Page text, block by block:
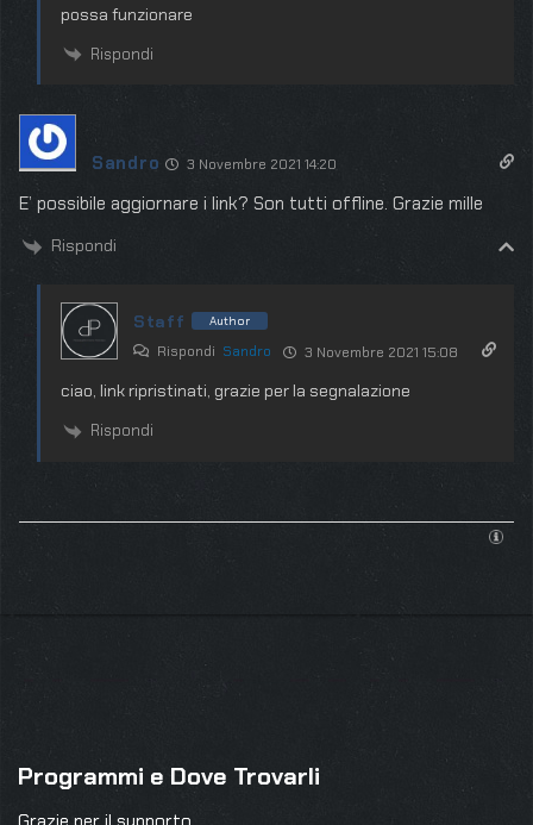
possa funzionare
Rispondi
Sandro 3 Novembre 2021 14:20
E’ possibile aggiornare i link? Son tutti offline. Grazie mille
Rispondi
Staff Author
Rispondi Sandro 3 Novembre 2021 15:08
ciao, link ripristinati, grazie per la segnalazione
Rispondi
Programmi e Dove Trovarli